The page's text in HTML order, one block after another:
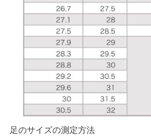
足のサイズの測定方法